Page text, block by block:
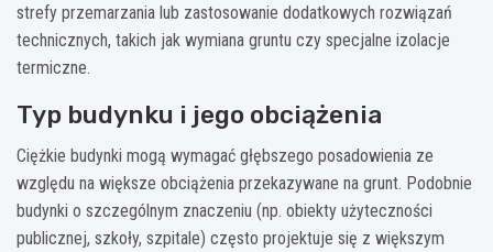
strefy przemarzania lub zastosowanie dodatkowych rozwiązań
technicznych, takich jak wymiana gruntu czy specjalne izolacje
termiczne.
Typ budynku i jego obciążenia
Ciężkie budynki mogą wymagać głębszego posadowienia ze
względu na większe obciążenia przekazywane na grunt. Podobnie
budynki o szczególnym znaczeniu (np. obiekty użyteczności
publicznej, szkoły, szpitale) często projektuje się z większym